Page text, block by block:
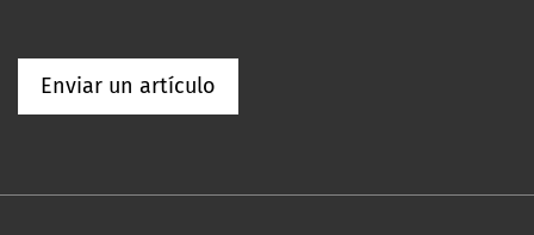
Enviar un artículo